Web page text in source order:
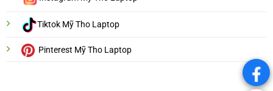
Tiktok Mỹ Tho Laptop
Pinterest Mỹ Tho Laptop
.